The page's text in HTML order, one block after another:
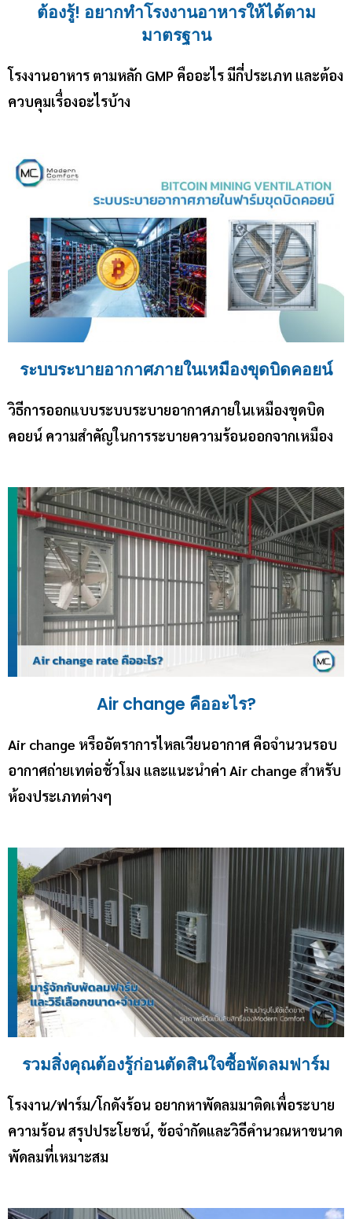
ต้องรู้! อยากทำโรงงานอาหารให้ได้ตาม
มาตรฐาน
โรงงานอาหาร ตามหลัก GMP คืออะไร มีกี่ประเภท และต้อง
ควบคุมเรื่องอะไรบ้าง
ระบบระบายอากาศภายในเหมืองขุดบิดคอยน์
วิธีการออกแบบระบบระบายอากาศภายในเหมืองขุดบิด
คอยน์ ความสำคัญในการระบายความร้อนออกจากเหมือง
Air change คืออะไร?
Air change หรืออัตราการไหลเวียนอากาศ คือจำนวนรอบ
อากาศถ่ายเทต่อชั่วโมง และแนะนำค่า Air change สำหรับ
ห้องประเภทต่างๆ
รวมสิ่งคุณต้องรู้ก่อนตัดสินใจซื้อพัดลมฟาร์ม
โรงงาน/ฟาร์ม/โกดังร้อน อยากหาพัดลมมาติดเพื่อระบาย
ความร้อน สรุปประโยชน์, ข้อจำกัดและวิธีคำนวณหาขนาด
พัดลมที่เหมาะสม